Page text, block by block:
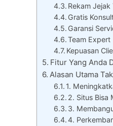
Rekam Jejak
Gratis
Garansi
Team Expert
Kepuasan
Fitur Yang Anda
Alasan Utama
1.
2. Situs Bisa
3.
4.